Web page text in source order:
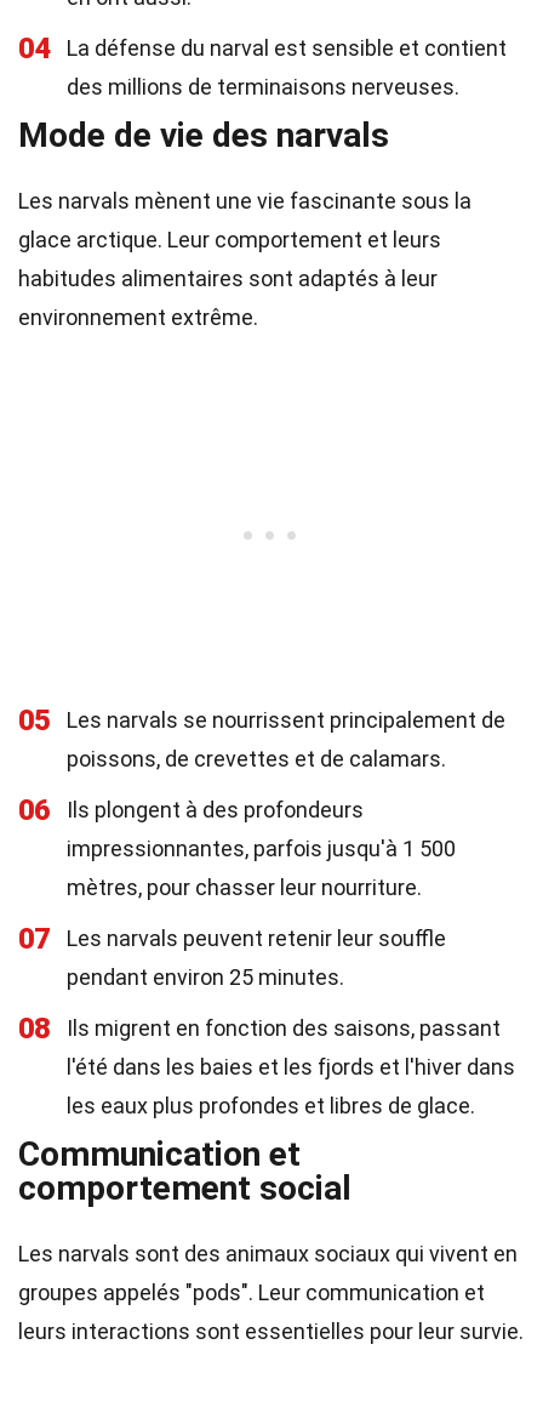
04
La défense du narval est sensible et contient
des millions de terminaisons nerveuses.
Mode de vie des narvals
Les narvals mènent une vie fascinante sous la
glace arctique. Leur comportement et leurs
habitudes alimentaires sont adaptés à leur
environnement extrême.
05
Les narvals se nourrissent principalement de
poissons, de crevettes et de calamars.
06
Ils plongent à des profondeurs
impressionnantes, parfois jusqu'à 1 500
mètres, pour chasser leur nourriture.
07
Les narvals peuvent retenir leur souffle
pendant environ 25 minutes.
08
Ils migrent en fonction des saisons, passant
l'été dans les baies et les fjords et l'hiver dans
les eaux plus profondes et libres de glace.
Communication et
comportement social
Les narvals sont des animaux sociaux qui vivent en
groupes appelés "pods". Leur communication et
leurs interactions sont essentielles pour leur survie.